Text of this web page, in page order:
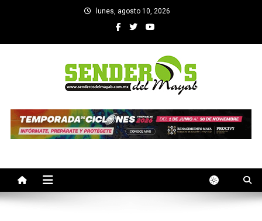
lunes, agosto 10, 2026
SENDEROS DEL MAYAB